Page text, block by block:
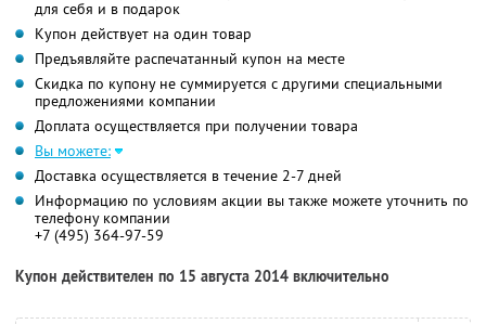
для себя и в подарок
Купон действует на один товар
Предъявляйте распечатанный купон на месте
Скидка по купону не суммируется с другими специальными
предложениями компании
Доплата осуществляется при получении товара
Вы можете:
Доставка осуществляется в течение 2-7 дней
Информацию по условиям акции вы также можете уточнить по
телефону компании
+7 (495) 364-97-59
Купон действителен по 15 августа 2014 включительно